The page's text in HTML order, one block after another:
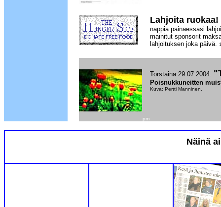
Lahjoita ruokaa!
nappia painaessasi
mainitut sponsorit
lahjoituksen joka päivä.
Torstaina 29.07.2004.
Poisnukkuneitten
Kuva: Pertti Manninen.
pm
Näinä